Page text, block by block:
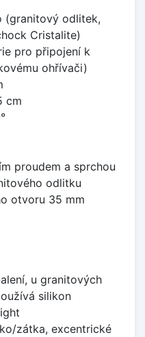
(granitový odlitek,
Cristalite)
pro připojení k
ohřívači)
cm
proudem a sprchou
odlitku
otvoru 35 mm
u granitových
silikon
zátka, excentrické